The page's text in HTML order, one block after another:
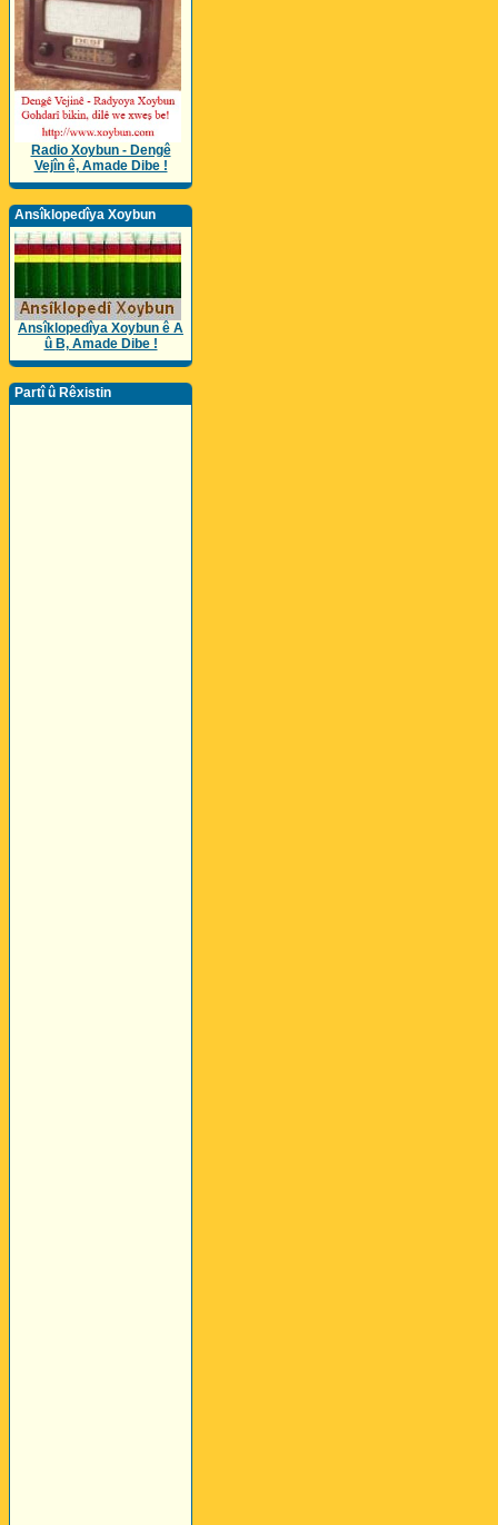
Radio Xoybun - Dengê
Vejîn ê, Amade Dibe !
Ansîklopedîya Xoybun
Ansîklopedîya Xoybun ê A
û B, Amade Dibe !
Partî û Rêxistin